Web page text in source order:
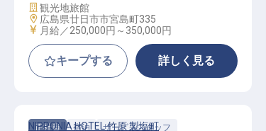
施設業態
観光地旅館
勤務地
広島県廿日市市宮島町335
給与
月給／250,000円～ 350,000円
キープする 詳しく見る
正社員 宿泊 サービススタッフ
NIPPONIA HOTEL 竹原 製塩町